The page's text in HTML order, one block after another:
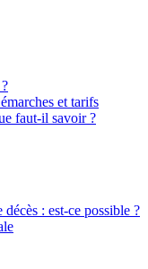
et tarifs
faut-il savoir ?
: est-ce possible ?